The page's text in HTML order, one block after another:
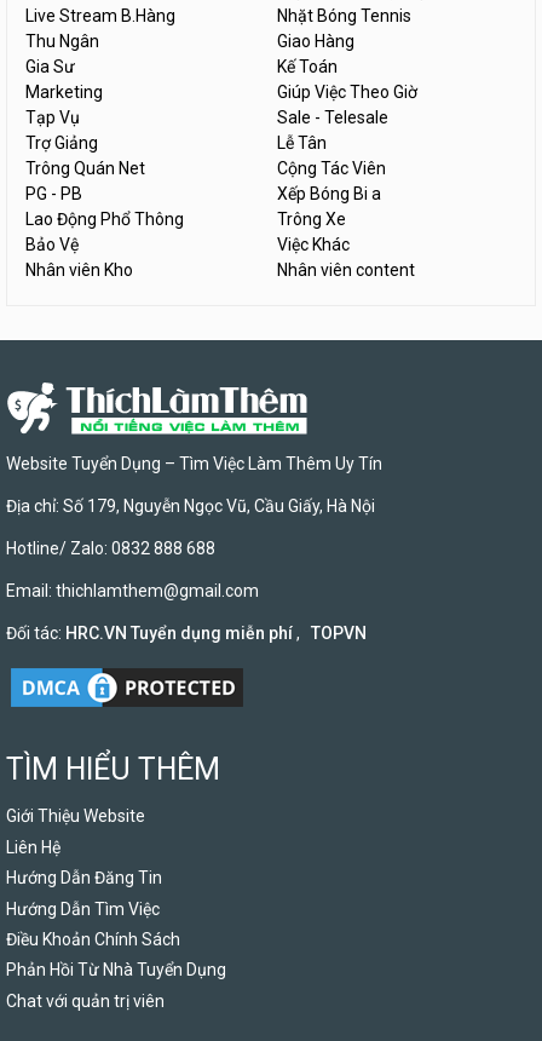
Live Stream B.Hàng
Nhặt Bóng Tennis
Thu Ngân
Giao Hàng
Gia Sư
Kế Toán
Marketing
Giúp Việc Theo Giờ
Tạp Vụ
Sale - Telesale
Trợ Giảng
Lễ Tân
Trông Quán Net
Cộng Tác Viên
PG - PB
Xếp Bóng Bi a
Lao Động Phổ Thông
Trông Xe
Bảo Vệ
Việc Khác
Nhân viên Kho
Nhân viên content
Website Tuyển Dụng – Tìm Việc Làm Thêm Uy Tín
Địa chỉ: Số 179, Nguyễn Ngọc Vũ, Cầu Giấy, Hà Nội
Hotline/ Zalo: 0832 888 688
Email: thichlamthem@gmail.com
Đối tác: HRC.VN Tuyển dụng miễn phí, TOPVN
TÌM HIỂU THÊM
Giới Thiệu Website
Liên Hệ
Hướng Dẫn Đăng Tin
Hướng Dẫn Tìm Việc
Điều Khoản Chính Sách
Phản Hồi Từ Nhà Tuyển Dụng
Chat với quản trị viên